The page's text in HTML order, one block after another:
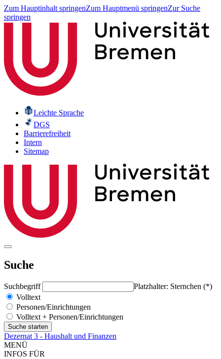
Zum Hauptinhalt springenZum Hauptmenü springenZur Suche
springen
Leichte Sprache
DGS
Barrierefreiheit
Intern
Sitemap
Suche
Suchbegriff
Platzhalter: Sternchen (*)
Volltext
Personen/Einrichtungen
Volltext + Personen/Einrichtungen
Dezernat 3 - Haushalt und Finanzen
MENÜ
INFOS FÜR